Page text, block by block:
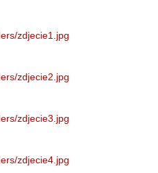
zdjecie1.jpg
zdjecie2.jpg
zdjecie3.jpg
zdjecie4.jpg